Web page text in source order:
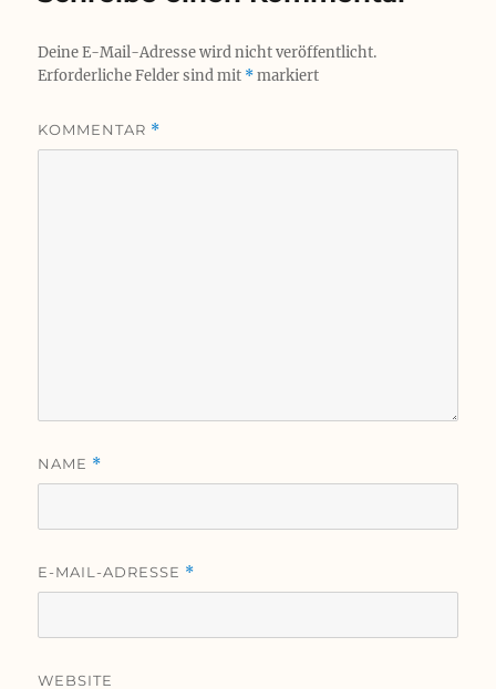
Deine E-Mail-Adresse wird nicht veröffentlicht.
Erforderliche Felder sind mit *markiert
KOMMENTAR *
NAME *
E-MAIL-ADRESSE *
WEBSITE